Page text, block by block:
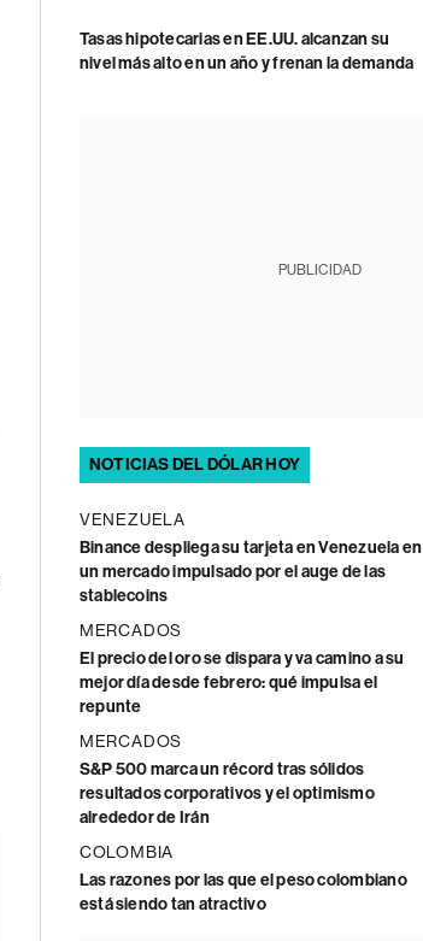
Tasas hipotecarias en EE.UU. alcanzan su
nivel más alto en un año y frenan la demanda
PUBLICIDAD
NOTICIAS DEL DÓLAR HOY
VENEZUELA
Binance despliega su tarjeta en Venezuela en
un mercado impulsado por el auge de las
stablecoins
MERCADOS
El precio del oro se dispara y va camino a su
mejor día desde febrero: qué impulsa el
repunte
MERCADOS
S&P 500 marca un récord tras sólidos
resultados corporativos y el optimismo
alrededor de Irán
COLOMBIA
Las razones por las que el peso colombiano
está siendo tan atractivo